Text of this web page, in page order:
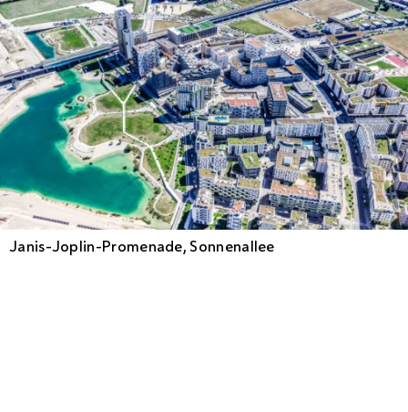
Janis-Joplin-Promenade, Sonnenallee